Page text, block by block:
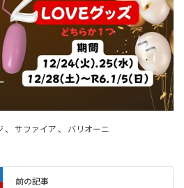
、 サファイア 、 バリオーニ
前の記事